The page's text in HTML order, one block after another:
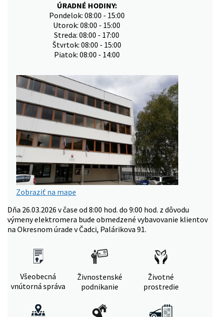
ÚRADNÉ HODINY:
Pondelok: 08:00 - 15:00
Utorok: 08:00 - 15:00
Streda: 08:00 - 17:00
Štvrtok: 08:00 - 15:00
Piatok: 08:00 - 14:00
Zobraziť na mape
Dňa 26.03.2026 v čase od 8:00 hod. do 9:00 hod. z dôvodu
výmeny elektromera bude obmedzené vybavovanie klientov
na Okresnom úrade v Čadci, Palárikova 91.
Všeobecná
vnútorná správa
Živnostenské
podnikanie
Životné
prostredie